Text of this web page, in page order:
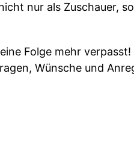
nur als Zuschauer,
Folge mehr
Wünsche und